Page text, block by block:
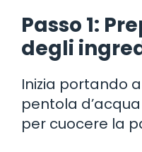
Passo 1:
degli
Inizia portando
pentola
per cuocere la